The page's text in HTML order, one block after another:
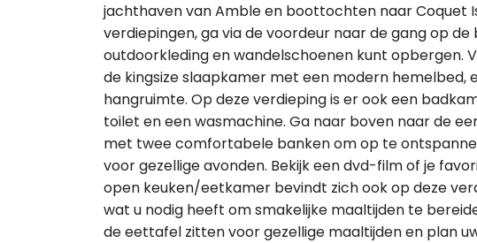
jachthaven van Amble en boottochten naar Coquet
verdiepingen, ga via de voordeur naar de gang op
outdoorkleding en wandelschoenen kunt opbergen.
de kingsize slaapkamer met een modern
hangruimte. Op deze verdieping is er ook een
toilet en een wasmachine. Ga naar boven naar de
met twee comfortabele banken om op te
voor gezellige avonden. Bekijk een dvd-film of je
open keuken/eetkamer bevindt zich ook op deze
wat u nodig heeft om smakelijke maaltijden te
de eettafel zitten voor gezellige maaltijden en plan